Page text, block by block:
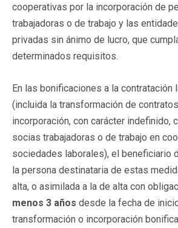
cooperativas por la incorporación de
trabajadoras o de trabajo y las
privadas sin ánimo de lucro, que
determinados requisitos.
En las bonificaciones a la contratación
(incluida la transformación de
incorporación, con carácter indefinido,
socias trabajadoras o de trabajo en
sociedades laborales), el beneficiario
la persona destinataria de estas
alta, o asimilada a la de alta con
menos 3 años desde la fecha de
transformación o incorporación